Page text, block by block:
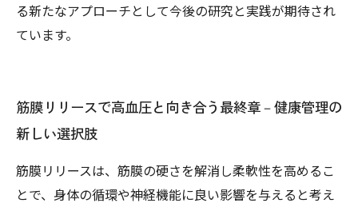
る新たなアプローチとして今後の研究と実践が期待され
ています。
筋膜リリースで高血圧と向き合う最終章－健康管理の
新しい選択肢
筋膜リリースは、筋膜の硬さを解消し柔軟性を高めるこ
とで、身体の循環や神経機能に良い影響を与えると考え